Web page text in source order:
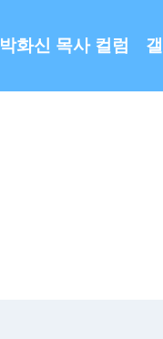
박화신 목사 컬럼